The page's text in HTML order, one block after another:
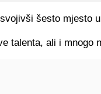
šesto mjesto
talenta, ali i mnogo